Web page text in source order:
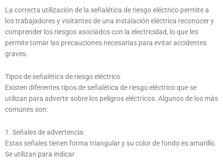
La correcta utilización de la señalética de riesgo eléctrico permite a
los trabajadores y visitantes de una instalación eléctrica reconocer y
comprender los riesgos asociados con la electricidad, lo que les
permite tomar las precauciones necesarias para evitar accidentes
graves.
Tipos de señalética de riesgo eléctrico
Existen diferentes tipos de señalética de riesgo eléctrico que se
utilizan para advertir sobre los peligros eléctricos. Algunos de los más
comunes son:
1. Señales de advertencia:
Estas señales tienen forma triangular y su color de fondo es amarillo.
Se utilizan para indicar